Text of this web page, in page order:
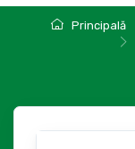
Principală